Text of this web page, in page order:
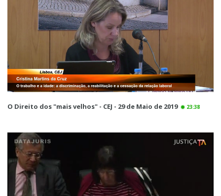
O Direito dos "mais velhos" - CEJ - 29 de Maio de 2019 23:38